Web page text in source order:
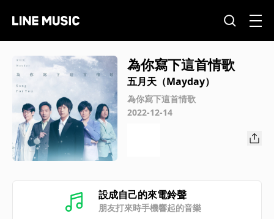
為你寫下這首情歌
五月天（Mayday）
為你寫下這首情歌
2022-12-14
設成自己的來電鈴聲
朋友打來時手機響起的音樂